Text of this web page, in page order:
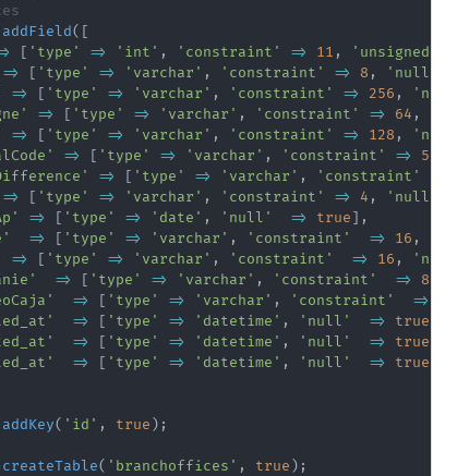
addField( [
[ 'type' => 'int' , 'constraint' => 11 , 'unsigned'
=> [ 'type' => 'varchar' , 'constraint' => 8 , 'null'
=> [ 'type' => 'varchar' , 'constraint' => 256 , 'null'
=> [ 'type' => 'varchar' , 'constraint' => 64 ,
=> [ 'type' => 'varchar' , 'constraint' => 128 , 'null'
=> [ 'type' => 'varchar' , 'constraint' => 5
=> [ 'type' => 'varchar' , 'constraint'
=> [ 'type' => 'varchar' , 'constraint' => 4 , 'null'
=> [ 'type' => 'date' , 'null' => true] ,
=> [ 'type' => 'varchar' , 'constraint' => 16 ,
=> [ 'type' => 'varchar' , 'constraint' => 16 , 'null'
=> [ 'type' => 'varchar' , 'constraint' => 8
=> [ 'type' => 'varchar' , 'constraint' =>
=> [ 'type' => 'datetime' , 'null' => true
=> [ 'type' => 'datetime' , 'null' => true
=> [ 'type' => 'datetime' , 'null' => true
addKey( 'id' , true ) ;
createTable( 'branchoffices' , true ) ;